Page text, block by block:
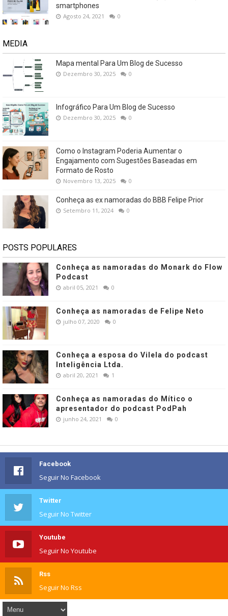
smartphones
Agosto 24, 2021 0
MEDIA
Mapa mental Para Um Blog de Sucesso
Dezembro 30, 2025 0
Infográfico Para Um Blog de Sucesso
Dezembro 30, 2025 0
Como o Instagram Poderia Aumentar o
Engajamento com Sugestões Baseadas em
Formato de Rosto
Novembro 13, 2025 0
Conheça as ex namoradas do BBB Felipe Prior
Setembro 11, 2024 0
POSTS POPULARES
Conheça as namoradas do Monark do Flow
Podcast
abril 05, 2021 0
Conheça as namoradas de Felipe Neto
julho 07, 2020 0
Conheça a esposa do Vilela do podcast
Inteligência Ltda.
abril 20, 2021 1
Conheça as namoradas do Mítico o
apresentador do podcast PodPah
junho 24, 2021 0
Facebook
Seguir No Facebook
Twitter
Seguir No Twitter
Youtube
Seguir No Youtube
Rss
Seguir No Rss